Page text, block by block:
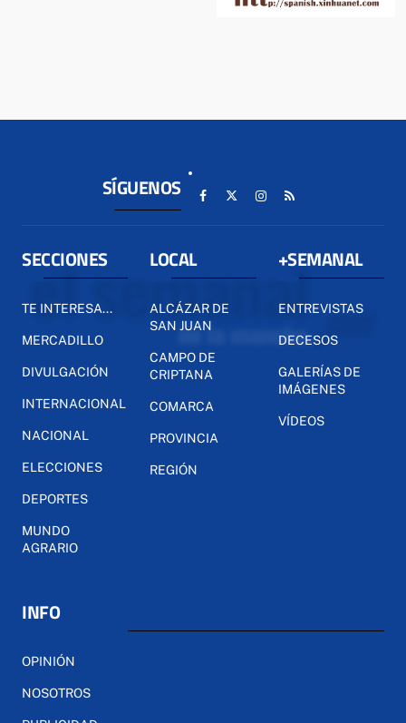
SÍGUENOS
SECCIONES
TE INTERESA...
MERCADILLO
DIVULGACIÓN
INTERNACIONAL
NACIONAL
ELECCIONES
DEPORTES
MUNDO
AGRARIO
LOCAL
ALCÁZAR DE
SAN JUAN
CAMPO DE
CRIPTANA
COMARCA
PROVINCIA
REGIÓN
+SEMANAL
ENTREVISTAS
DECESOS
GALERÍAS DE
IMÁGENES
VÍDEOS
INFO
OPINIÓN
NOSOTROS